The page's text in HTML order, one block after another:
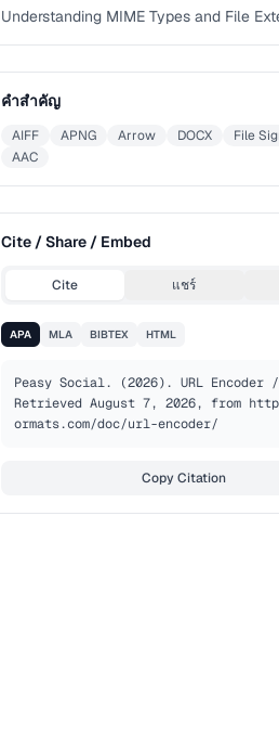
Understanding MIME Types and File
คำสำคัญ
AIFF APNG Arrow DOCX
File
AAC
Cite / Share / Embed
Cite แชร์
APA MLA BIBTEX HTML
Peasy Social. (2026). URL Encoder
Retrieved August 7, 2026, from
ormats.com/doc/url-encoder/
Copy Citation